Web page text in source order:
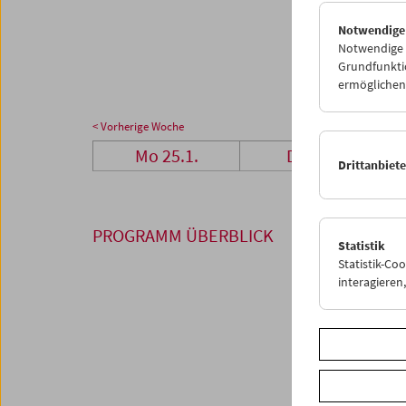
01
< Vorherige Woche
Mo 25.1. Di 26.1.
PROGRAMM ÜBERBLICK
Notwendige
Statistik
Statistik-